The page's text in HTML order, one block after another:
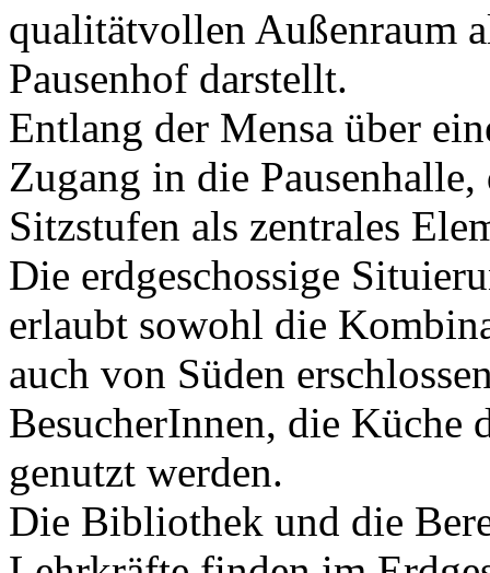
qualitätvollen Außenraum
Pausenhof darstellt.
Entlang der Mensa über
Zugang in die
Sitzstufen als zentrales
Die erdgeschossige
erlaubt sowohl die
auch von Süden
BesucherInnen, die Küche
genutzt werden.
Die Bibliothek und die